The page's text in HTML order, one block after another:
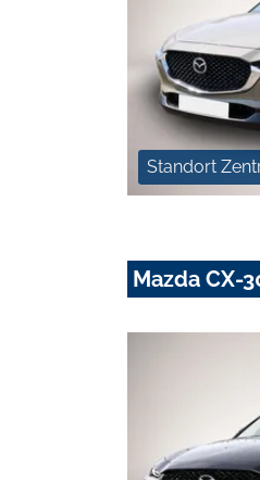
Standort
Mazda CX-